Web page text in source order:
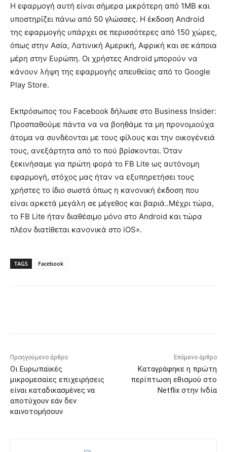
Η εφαρμογή αυτή είναι σήμερα μικρότερη από 1MB και
υποστηρίζει πάνω από 50 γλώσσες. Η έκδοση Android
της εφαρμογής υπάρχει σε περισσότερες από 150 χώρες,
όπως στην Ασία, Λατινική Αμερική, Αφρική και σε κάποια
μέρη στην Ευρώπη. Οι χρήστες Android μπορούν να
κάνουν λήψη της εφαρμογής απευθείας από το Google
Play Store.
Εκπρόσωπος του Facebook δήλωσε στο Business Insider:
Προσπαθούμε πάντα να να βοηθάμε τα μη προνομιούχα
άτομα να συνδέονται με τους φίλους και την οικογένειά
τους, ανεξάρτητα από το πού βρίσκονται. Όταν
ξεκινήσαμε για πρώτη φορά το FB Lite ως αυτόνομη
εφαρμογή, στόχος μας ήταν να εξυπηρετήσει τους
χρήστες το ίδιο σωστά όπως η κανονική έκδοση που
είναι αρκετά μεγάλη σε μέγεθος και βαριά..Μέχρι τώρα,
το FB Lite ήταν διαθέσιμο μόνο στο Android και τώρα
πλέον διατίθεται κανονικά στο iOS».
TAGS Facebook
Προηγούμενο άρθρο
Οι Ευρωπαϊκές
μικρομεσαίες επιχειρήσεις
είναι καταδικασμένες να
αποτύχουν εάν δεν
καινοτομήσουν
Επόμενο άρθρο
Καταγράφηκε η πρώτη
περίπτωση εθισμού στο
Netflix στην Ινδία